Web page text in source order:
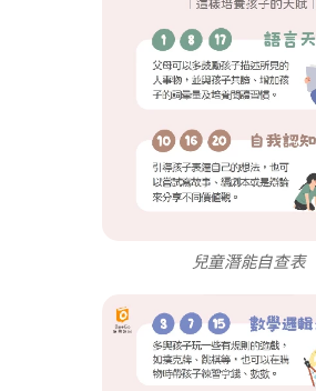
兒童潛能自查表